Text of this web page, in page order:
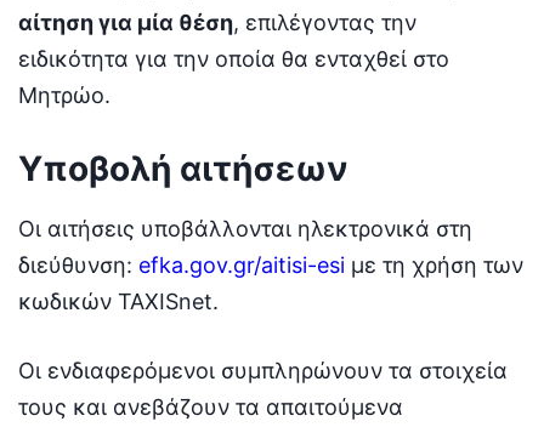
αίτηση για μία θέση, επιλέγοντας την
ειδικότητα για την οποία θα ενταχθεί στο
Μητρώο.
Υποβολή αιτήσεων
Οι αιτήσεις υποβάλλονται ηλεκτρονικά στη
διεύθυνση: efka.gov.gr/aitisi-esi με τη χρήση των
κωδικών TAXISnet.
Οι ενδιαφερόμενοι συμπληρώνουν τα στοιχεία
τους και ανεβάζουν τα απαιτούμενα